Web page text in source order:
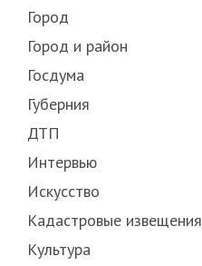
Город
Город и район
Госдума
Губерния
ДТП
Интервью
Искусство
Кадастровые извещения
Культура